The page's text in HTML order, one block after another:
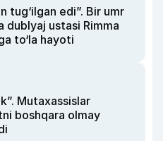
tug‘ilgan edi”. Bir umr
dublyaj ustasi Rimma
to‘la hayoti
Mutaxassislar
boshqara olmay